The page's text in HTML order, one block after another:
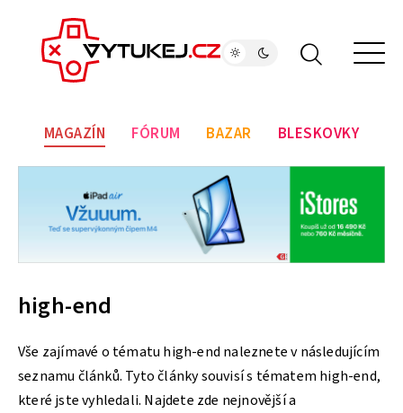
MAGAZÍN FÓRUM BAZAR BLESKOVKY
high-end
Vše zajímavé o tématu high-end naleznete v následujícím
seznamu článků. Tyto články souvisí s tématem high-end,
které jste vyhledali. Najdete zde nejnovější a